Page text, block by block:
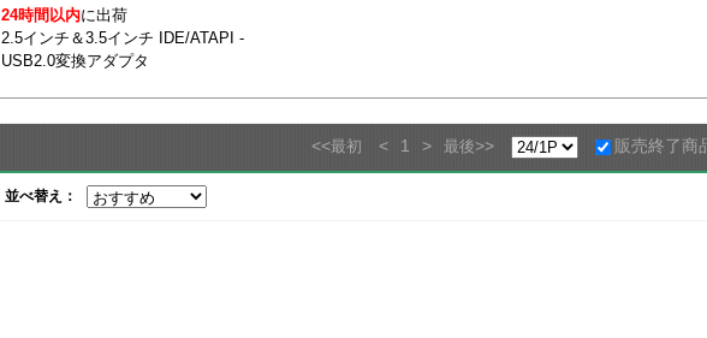
24時間以内に出荷
2.5インチ＆3.5インチ IDE/ATAPI -
USB2.0変換アダプタ
<<最初 < 1 > 最後>> 販売終了商
並べ替え：